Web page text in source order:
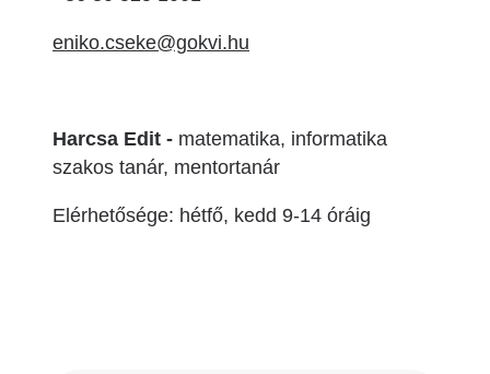
eniko.cseke@gokvi.hu
Harcsa Edit - matematika, informatika
szakos tanár, mentortanár
Elérhetősége: hétfő, kedd 9-14 óráig